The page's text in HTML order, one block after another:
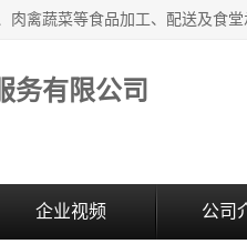
务有限公司
企业视频 公司